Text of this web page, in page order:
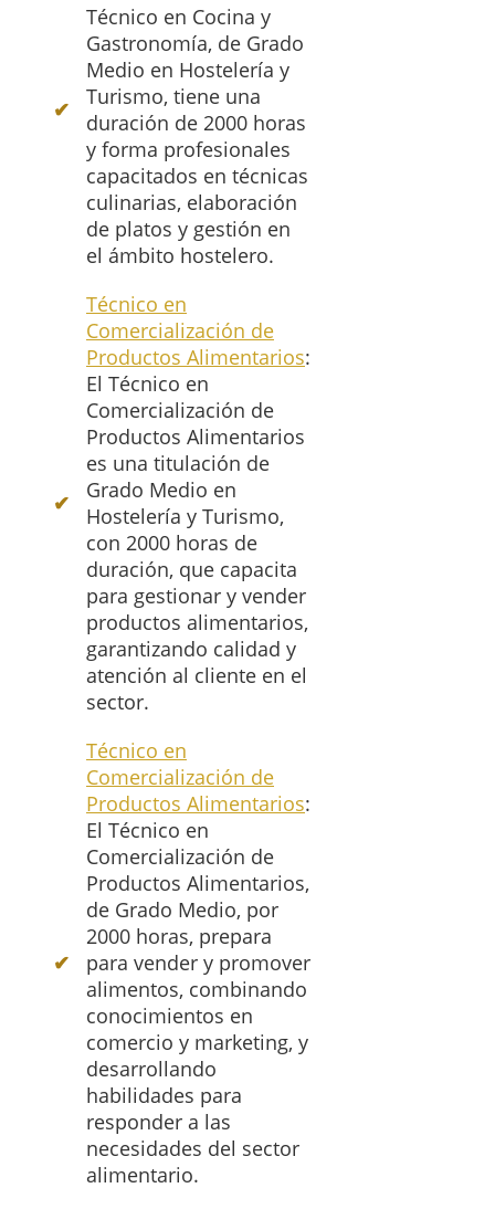
Técnico en Cocina y
Gastronomía, de Grado
Medio en Hostelería y
Turismo, tiene una
duración de 2000 horas
y forma profesionales
capacitados en técnicas
culinarias, elaboración
de platos y gestión en
el ámbito hostelero.
Técnico en
Comercialización de
Productos Alimentarios:
El Técnico en
Comercialización de
Productos Alimentarios
es una titulación de
Grado Medio en
Hostelería y Turismo,
con 2000 horas de
duración, que capacita
para gestionar y vender
productos alimentarios,
garantizando calidad y
atención al cliente en el
sector.
Técnico en
Comercialización de
Productos Alimentarios:
El Técnico en
Comercialización de
Productos Alimentarios,
de Grado Medio, por
2000 horas, prepara
para vender y promover
alimentos, combinando
conocimientos en
comercio y marketing, y
desarrollando
habilidades para
responder a las
necesidades del sector
alimentario.